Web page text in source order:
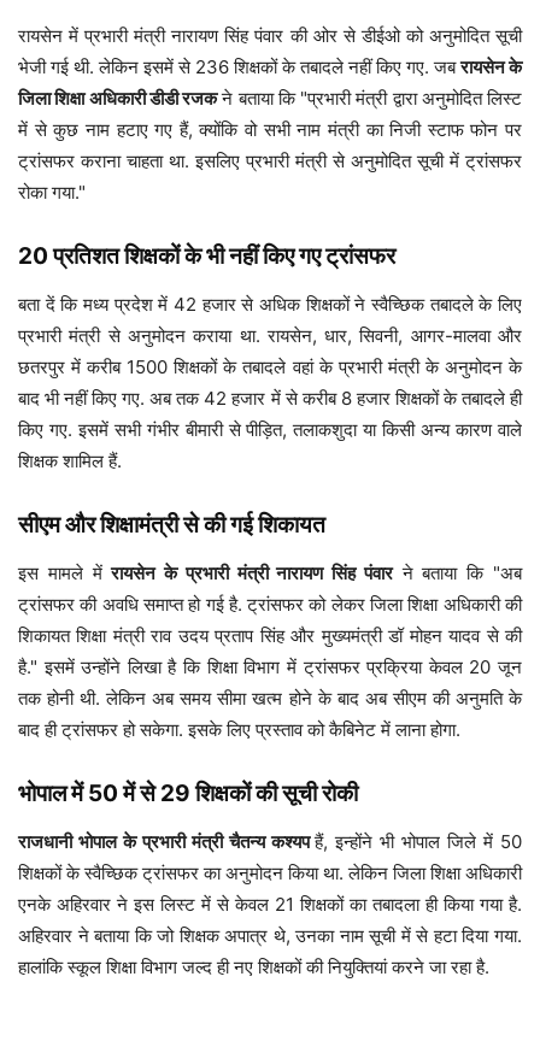
रायसेन में प्रभारी मंत्री नारायण सिंह पंवार की ओर से डीईओ को अनुमोदित सूची
भेजी गई थी. लेकिन इसमें से 236 शिक्षकों के तबादले नहीं किए गए. जबरायसेन के
जिला शिक्षा अधिकारी डीडी रजकने बताया कि "प्रभारी मंत्री द्वारा अनुमोदित लिस्ट
में से कुछ नाम हटाए गए हैं, क्योंकि वो सभी नाम मंत्री का निजी स्टाफ फोन पर
ट्रांसफर कराना चाहता था. इसलिए प्रभारी मंत्री से अनुमोदित सूची में ट्रांसफर
रोका गया."
20 प्रतिशत शिक्षकों के भी नहीं किए गए ट्रांसफर
बता दें कि मध्य प्रदेश में 42 हजार से अधिक शिक्षकों ने स्वैच्छिक तबादले के लिए
प्रभारी मंत्री से अनुमोदन कराया था. रायसेन, धार, सिवनी, आगर-मालवा और
छतरपुर में करीब 1500 शिक्षकों के तबादले वहां के प्रभारी मंत्री के अनुमोदन के
बाद भी नहीं किए गए. अब तक 42 हजार में से करीब 8 हजार शिक्षकों के तबादले ही
किए गए. इसमें सभी गंभीर बीमारी से पीड़ित, तलाकशुदा या किसी अन्य कारण वाले
शिक्षक शामिल हैं.
सीएम और शिक्षामंत्री से की गई शिकायत
इस मामले मेंरायसेन के प्रभारी मंत्री नारायण सिंह पंवारने बताया कि "अब
ट्रांसफर की अवधि समाप्त हो गई है. ट्रांसफर को लेकर जिला शिक्षा अधिकारी की
शिकायत शिक्षा मंत्री राव उदय प्रताप सिंह और मुख्यमंत्री डॉ मोहन यादव से की
है." इसमें उन्होंने लिखा है कि शिक्षा विभाग में ट्रांसफर प्रक्रिया केवल 20 जून
तक होनी थी. लेकिन अब समय सीमा खत्म होने के बाद अब सीएम की अनुमति के
बाद ही ट्रांसफर हो सकेगा. इसके लिए प्रस्ताव को कैबिनेट में लाना होगा.
भोपाल में 50 में से 29 शिक्षकों की सूची रोकी
राजधानी भोपाल के प्रभारी मंत्री चैतन्य कश्यपहैं, इन्होंने भी भोपाल जिले में 50
शिक्षकों के स्वैच्छिक ट्रांसफर का अनुमोदन किया था. लेकिन जिला शिक्षा अधिकारी
एनके अहिरवार ने इस लिस्ट में से केवल 21 शिक्षकों का तबादला ही किया गया है.
अहिरवार ने बताया कि जो शिक्षक अपात्र थे, उनका नाम सूची में से हटा दिया गया.
हालांकि स्कूल शिक्षा विभाग जल्द ही नए शिक्षकों की नियुक्तियां करने जा रहा है.